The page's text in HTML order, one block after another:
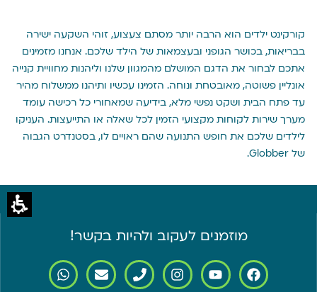
קורקינט ילדים הוא הרבה יותר מסתם צעצוע, זוהי השקעה ישירה
בבריאות, בכושר הגופני ובעצמאות של הילד שלכם. אנחנו מזמינים
אתכם לבחור את הדגם המושלם מהמגוון שלנו וליהנות מחוויית קנייה
אונליין פשוטה, מאובטחת ונוחה. הזמינו עכשיו ותיהנו ממשלוח מהיר
עד פתח הבית ושקט נפשי מלא, בידיעה שמאחורי כל רכישה עומד
מערך שירות לקוחות מקצועי הזמין לכל שאלה או התייעצות. העניקו
לילדים שלכם את חופש התנועה שהם ראויים לו, בסטנדרט הגבוה
של Globber.
מוזמנים לעקוב ולהיות בקשר!